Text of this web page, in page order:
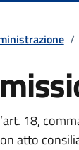
/
18,
atto